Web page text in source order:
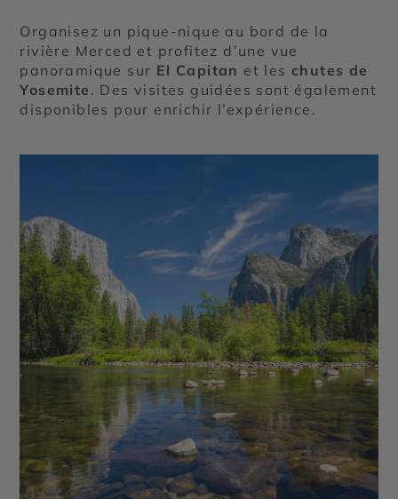
Organisez un pique-nique au bord de la
rivière Merced et profitez d’une vue
panoramique sur El Capitan et les chutes de
Yosemite . Des visites guidées sont également
disponibles pour enrichir l’expérience.